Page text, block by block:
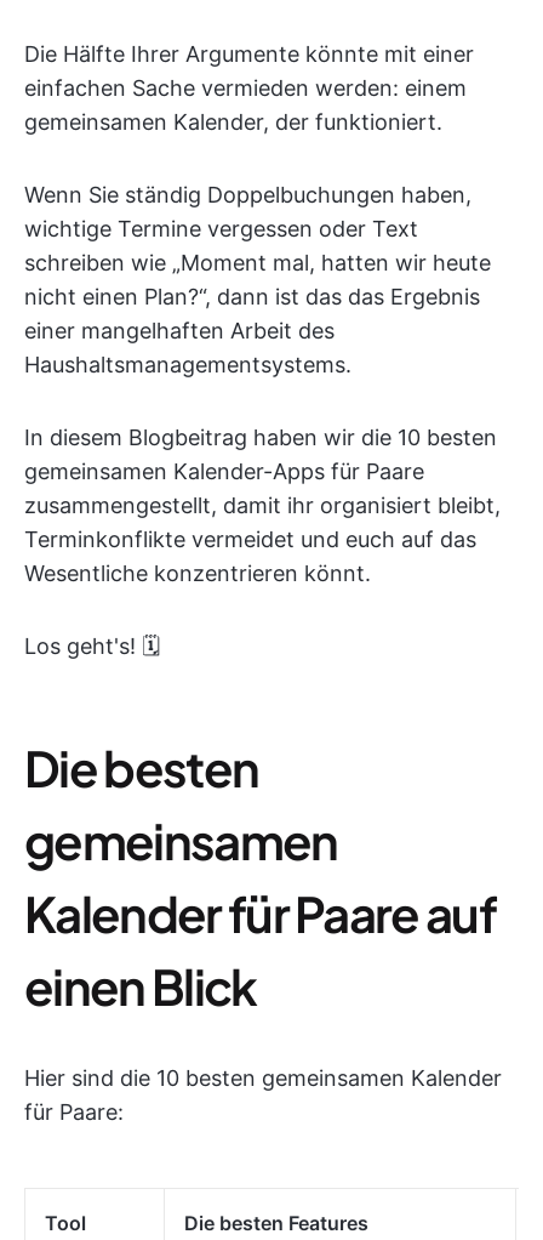
Die Hälfte Ihrer Argumente könnte mit einer
einfachen Sache vermieden werden: einem
gemeinsamen Kalender, der funktioniert.
Wenn Sie ständig Doppelbuchungen haben,
wichtige Termine vergessen oder Text
schreiben wie „Moment mal, hatten wir heute
nicht einen Plan?“, dann ist das das Ergebnis
einer mangelhaften Arbeit des
Haushaltsmanagementsystems.
In diesem Blogbeitrag haben wir die 10 besten
gemeinsamen Kalender-Apps für Paare
zusammengestellt, damit ihr organisiert bleibt,
Terminkonflikte vermeidet und euch auf das
Wesentliche konzentrieren könnt.
Los geht's! 🗓️
Die besten
gemeinsamen
Kalender für Paare auf
einen Blick
Hier sind die 10 besten gemeinsamen Kalender
für Paare:
Tool Die besten Features